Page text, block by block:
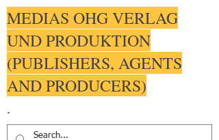
MEDIAS OHG VERLAG
UND PRODUKTION
(PUBLISHERS, AGENTS
AND PRODUCERS)
.